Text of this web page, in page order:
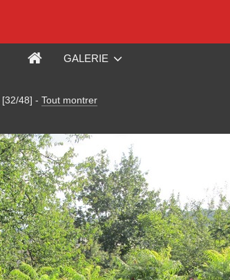
GALERIE
[32/48] - Tout montrer